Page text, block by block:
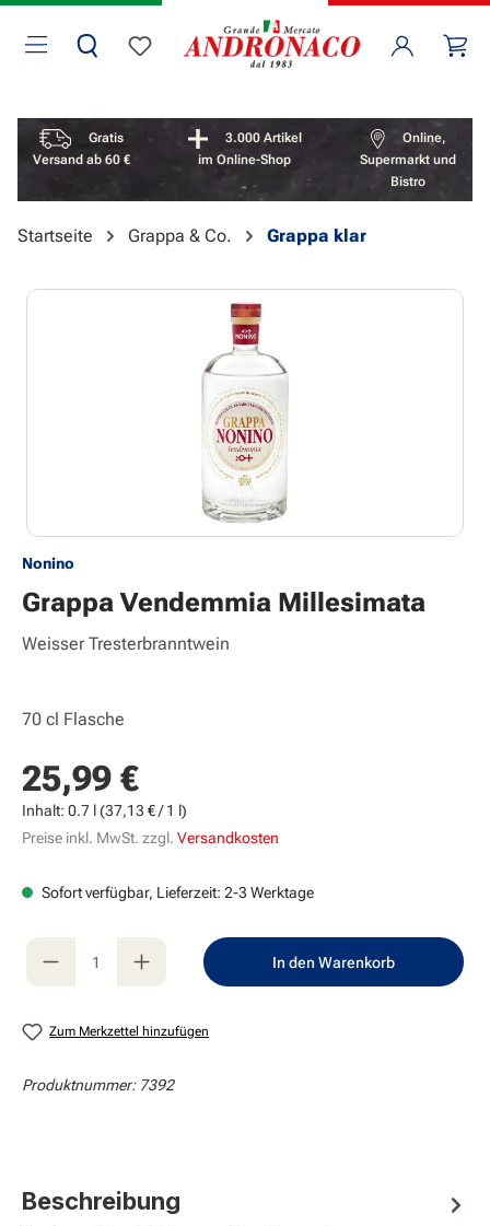
Zum Hauptinhalt springen
Du hast 0 Produkte auf dem Merkzettel
Vorteile überspringen
Gratis
Versand ab 60 €
3.000 Artikel
im Online-Shop
Online,
Supermarkt und
Bistro
Startseite Grappa & Co. Grappa klar
Bildergalerie überspringen
Nonino
Grappa Vendemmia Millesimata
Weisser Tresterbranntwein
70 cl Flasche
Regulärer Preis:
25,99 €
Inhalt: 0.7 l(37,13 € / 1 l)
Preise inkl. MwSt. zzgl. Versandkosten
Sofort verfügbar, Lieferzeit: 2-3 Werktage
Produkt Anzahl: Gib den gewünschten
In den Warenkorb
Zum Merkzettel hinzufügen
Produktnummer: 7392
Beschreibung